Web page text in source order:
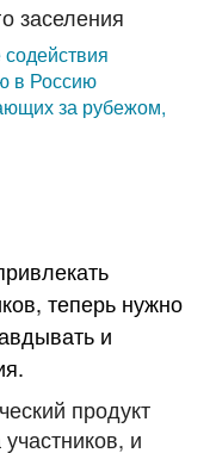
заселения
в Россию
за рубежом,
продукт
и